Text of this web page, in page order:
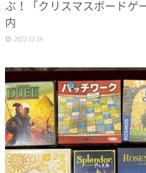
ぶ！「クリスマスボードゲ
内
2022-12-19